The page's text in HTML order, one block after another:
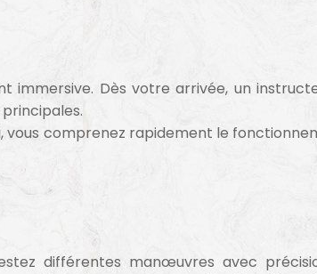
Dès votre arrivée, un
vous comprenez rapidement le
différentes manœuvres avec